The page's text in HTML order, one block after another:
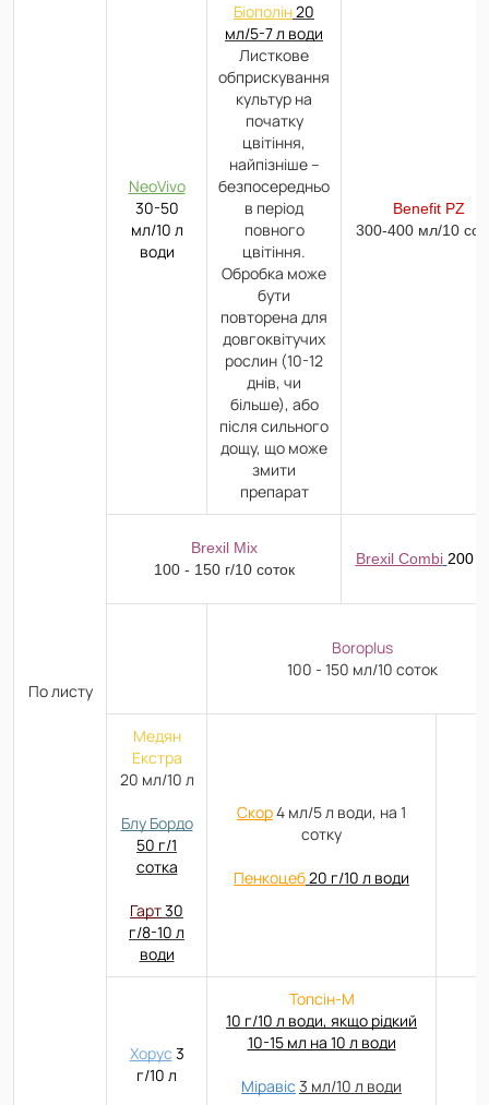
По листу
NeoVivo
30-50
мл/10 л
води
Біополін20
мл/5-7 л води
Листкове
обприскування
культур на
початку
цвітіння,
найпізніше –
безпосередньо
в період
повного
цвітіння.
Обробка може
бути
повторена для
довгоквітучих
рослин (10-12
днів, чи
більше), або
після сильного
дощу, що може
змити
препарат
Benefit PZ
300-400 мл/10
Brexil Mix
100 - 150 г/10 соток
Brexil Combi 200 -
Boroplus
100 - 150 мл/10 соток
Медян
Екстра
20 мл/10 л
Блу Бордо
50 г/1
сотка
Гарт30
г/8-10 л
води
Скор4 мл/5 л води, на 1
сотку
Пенкоцеб20 г/10 л води
Хорус 3
г/10 л
Топсін-М
10 г/10 л води, якщо рідкий
10-15 мл на 10 л води
Міравіс 3 мл/10 л води